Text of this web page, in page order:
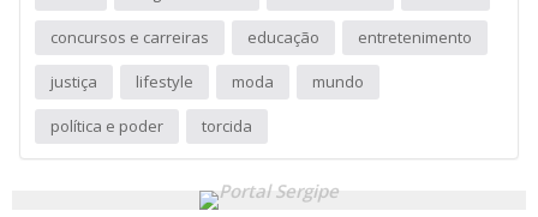
concursos e carreiras educação entretenimento
justiça lifestyle moda mundo
política e poder torcida